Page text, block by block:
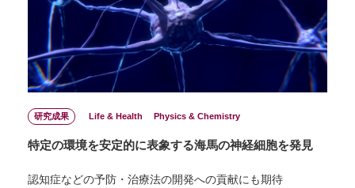
研究成果 Life & Health Physics & Chemistry
特定の環境を安定的に表象する海⾺の神経細胞を発⾒
認知症などの予防・治療法の開発への貢献にも期待